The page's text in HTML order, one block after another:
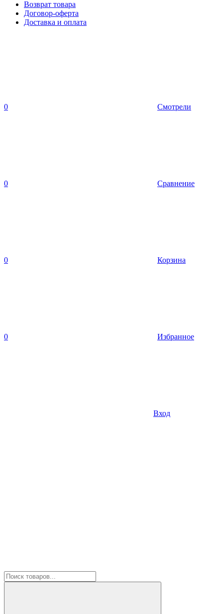
Возврат товара
Договор-оферта
Доставка и оплата
0 Смотрели
0 Сравнение
0 Корзина
0 Избранное
Вход